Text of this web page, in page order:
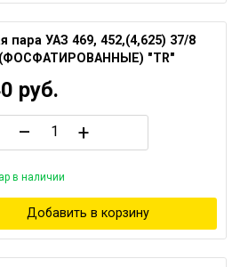
пара УАЗ 469, 452,(4,625) 37/8
(ФОСФАТИРОВАННЫЕ) "TR"
в наличии
руб.
–
+
Добавить в корзину